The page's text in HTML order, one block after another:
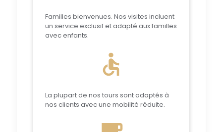
Familles bienvenues. Nos visites incluent
un service exclusif et adapté aux familles
avec enfants.
accessible
La plupart de nos tours sont adaptés à
nos clients avec une mobilité réduite.